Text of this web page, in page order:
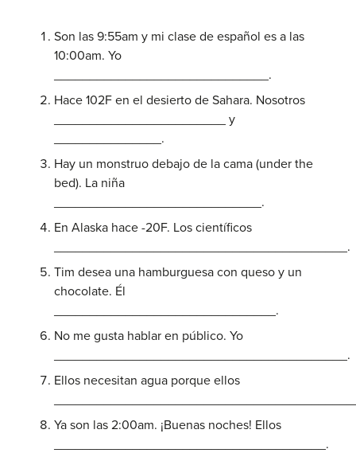
Son las 9:55am y mi clase de español es a las
10:00am. Yo
______________________________.
Hace 102F en el desierto de Sahara. Nosotros
________________________ y
_______________.
Hay un monstruo debajo de la cama (under the
bed). La niña
_____________________________.
En Alaska hace -20F. Los científicos
_________________________________________.
Tim desea una hamburguesa con queso y un
chocolate. Él
_______________________________.
No me gusta hablar en público. Yo
_________________________________________.
Ellos necesitan agua porque ellos
Ya son las 2:00am. ¡Buenas noches! Ellos
______________________________________.